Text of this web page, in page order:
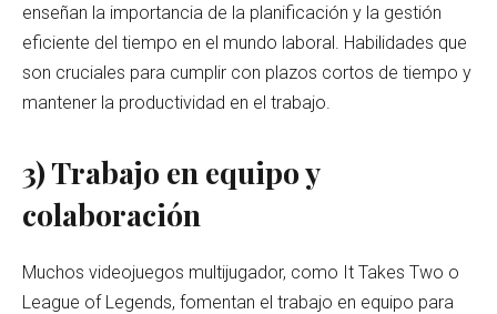
enseñan la importancia de la planificación y la gestión
eficiente del tiempo en el mundo laboral. Habilidades que
son cruciales para cumplir con plazos cortos de tiempo y
mantener la productividad en el trabajo.
3) Trabajo en equipo y
colaboración
Muchos videojuegos multijugador, como It Takes Two o
League of Legends, fomentan el trabajo en equipo para